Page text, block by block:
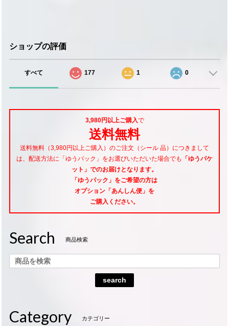
ショップの評価
すべて 177 1 0
3,980円以上ご購入で
送料無料
送料無料（3,980円以上ご購入）のご注文（シール 品）につきまして
は、配送方法に「ゆうパック」をお選びいただいた場合でも
「ゆうパケ
ット」でのお届けとなります。
「ゆうパック」をご希望の方は
オプション「あんしん便」 を
ご購入ください。
Search 商品検索
search
Category カテゴリー